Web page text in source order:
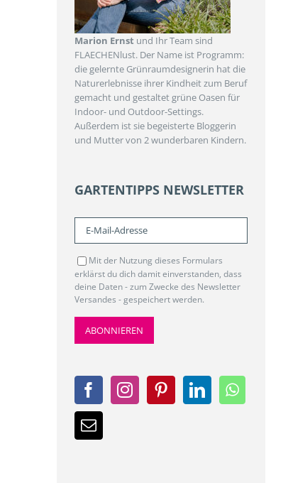
Marion Ernst und Ihr Team sind
FLAECHENlust. Der Name ist Programm:
die gelernte Grünraumdesignerin hat die
Naturerlebnisse ihrer Kindheit zum Beruf
gemacht und gestaltet grüne Oasen für
Indoor- und Outdoor-Settings.
Außerdem ist sie begeisterte Bloggerin
und Mutter von 2 wunderbaren Kindern.
GARTENTIPPS NEWSLETTER
Mit der Nutzung dieses Formulars
erklärst du dich damit einverstanden, dass
deine Daten - zum Zwecke des Newsletter
Versandes - gespeichert werden.